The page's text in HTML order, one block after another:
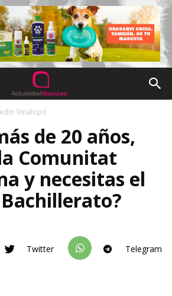
Vinalopó
de 20 años,
Comunitat
y necesitas el
Twitter Telegram